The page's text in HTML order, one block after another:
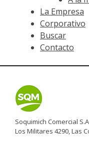
La Empresa
Corporativo
Buscar
Contacto
Soquimich Comercial
Los Militares 4290, Las